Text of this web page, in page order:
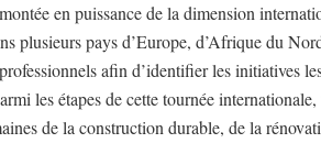
en puissance de la dimension
plusieurs pays d’Europe, d’Afrique du
afin d’identifier les initiatives
les étapes de cette tournée
de la construction durable, de la